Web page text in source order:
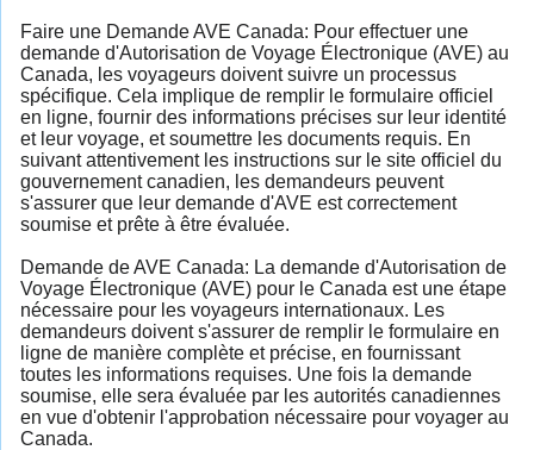
Faire une Demande AVE Canada: Pour effectuer une
demande d'Autorisation de Voyage Électronique (AVE) au
Canada, les voyageurs doivent suivre un processus
spécifique. Cela implique de remplir le formulaire officiel
en ligne, fournir des informations précises sur leur identité
et leur voyage, et soumettre les documents requis. En
suivant attentivement les instructions sur le site officiel du
gouvernement canadien, les demandeurs peuvent
s'assurer que leur demande d'AVE est correctement
soumise et prête à être évaluée.
Demande de AVE Canada: La demande d'Autorisation de
Voyage Électronique (AVE) pour le Canada est une étape
nécessaire pour les voyageurs internationaux. Les
demandeurs doivent s'assurer de remplir le formulaire en
ligne de manière complète et précise, en fournissant
toutes les informations requises. Une fois la demande
soumise, elle sera évaluée par les autorités canadiennes
en vue d'obtenir l'approbation nécessaire pour voyager au
Canada.